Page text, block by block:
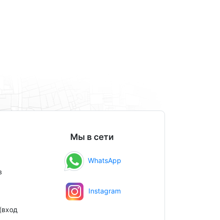
Мы в сети
WhatsApp
Instagram